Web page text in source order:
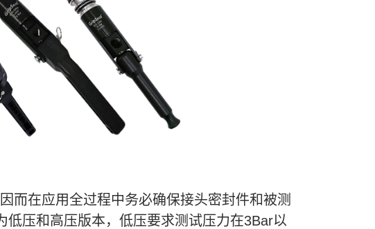
而在应用全过程中务必确保接头密封件和被测
低压和高压版本，低压要求测试压力在3Bar以